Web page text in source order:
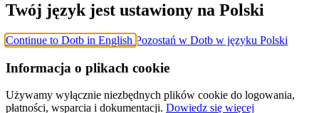
Twój język jest ustawiony na Polski
Continue to Dotb in English Pozostań w Dotb w języku Polski
Informacja o plikach cookie
Używamy wyłącznie niezbędnych plików cookie do logowania,
płatności, wsparcia i dokumentacji. Dowiedz się więcej